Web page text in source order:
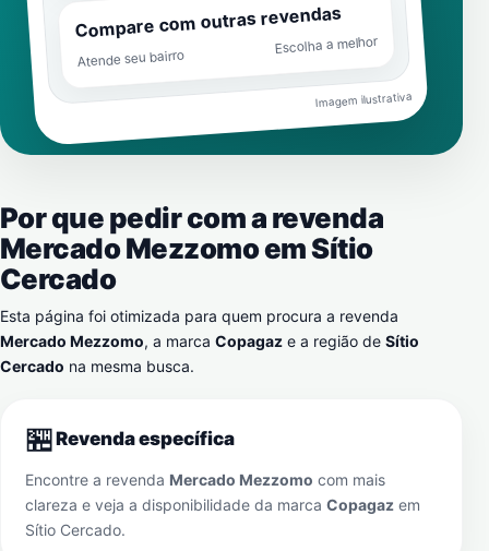
Compare com outras revendas
Atende seu bairro
Escolha a melhor
Imagem ilustrativa
Por que pedir com a revenda
Mercado Mezzomo emSítio
Cercado
Esta página foi otimizada para quem procura a revenda
Mercado Mezzomo, a marca Copagaz e a região de Sítio
Cercado na mesma busca.
🏪Revenda específica
Encontre a revenda Mercado Mezzomo com mais
clareza e veja a disponibilidade da marca Copagaz em
Sítio Cercado.